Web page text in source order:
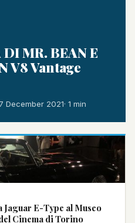
MR. BEAN E
V8 Vantage
December 2021· 1 min
E-Type al Museo
Cinema di Torino